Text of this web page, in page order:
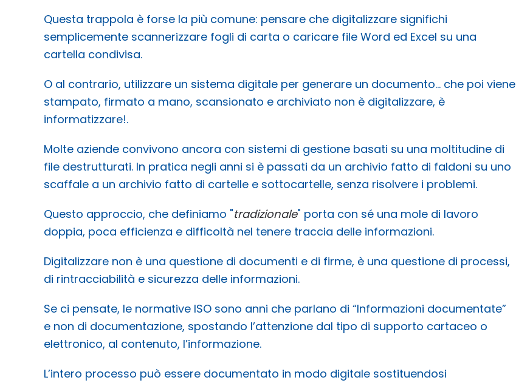
Questa trappola è forse la più comune: pensare che digitalizzare significhi
semplicemente scannerizzare fogli di carta o caricare file Word ed Excel su una
cartella condivisa.
O al contrario, utilizzare un sistema digitale per generare un documento… che poi viene
stampato, firmato a mano, scansionato e archiviato non è digitalizzare, è
informatizzare!.
Molte aziende convivono ancora con sistemi di gestione basati su una moltitudine di
file destrutturati. In pratica negli anni si è passati da un archivio fatto di faldoni su uno
scaffale a un archivio fatto di cartelle e sottocartelle, senza risolvere i problemi.
Questo approccio, che definiamo "tradizionale" porta con sé una mole di lavoro
doppia, poca efficienza e difficoltà nel tenere traccia delle informazioni.
Digitalizzare non è una questione di documenti e di firme, è una questione di processi,
di rintracciabilità e sicurezza delle informazioni.
Se ci pensate, le normative ISO sono anni che parlano di “Informazioni documentate”
e non di documentazione, spostando l’attenzione dal tipo di supporto cartaceo o
elettronico, al contenuto, l’informazione.
L’intero processo può essere documentato in modo digitale sostituendosi